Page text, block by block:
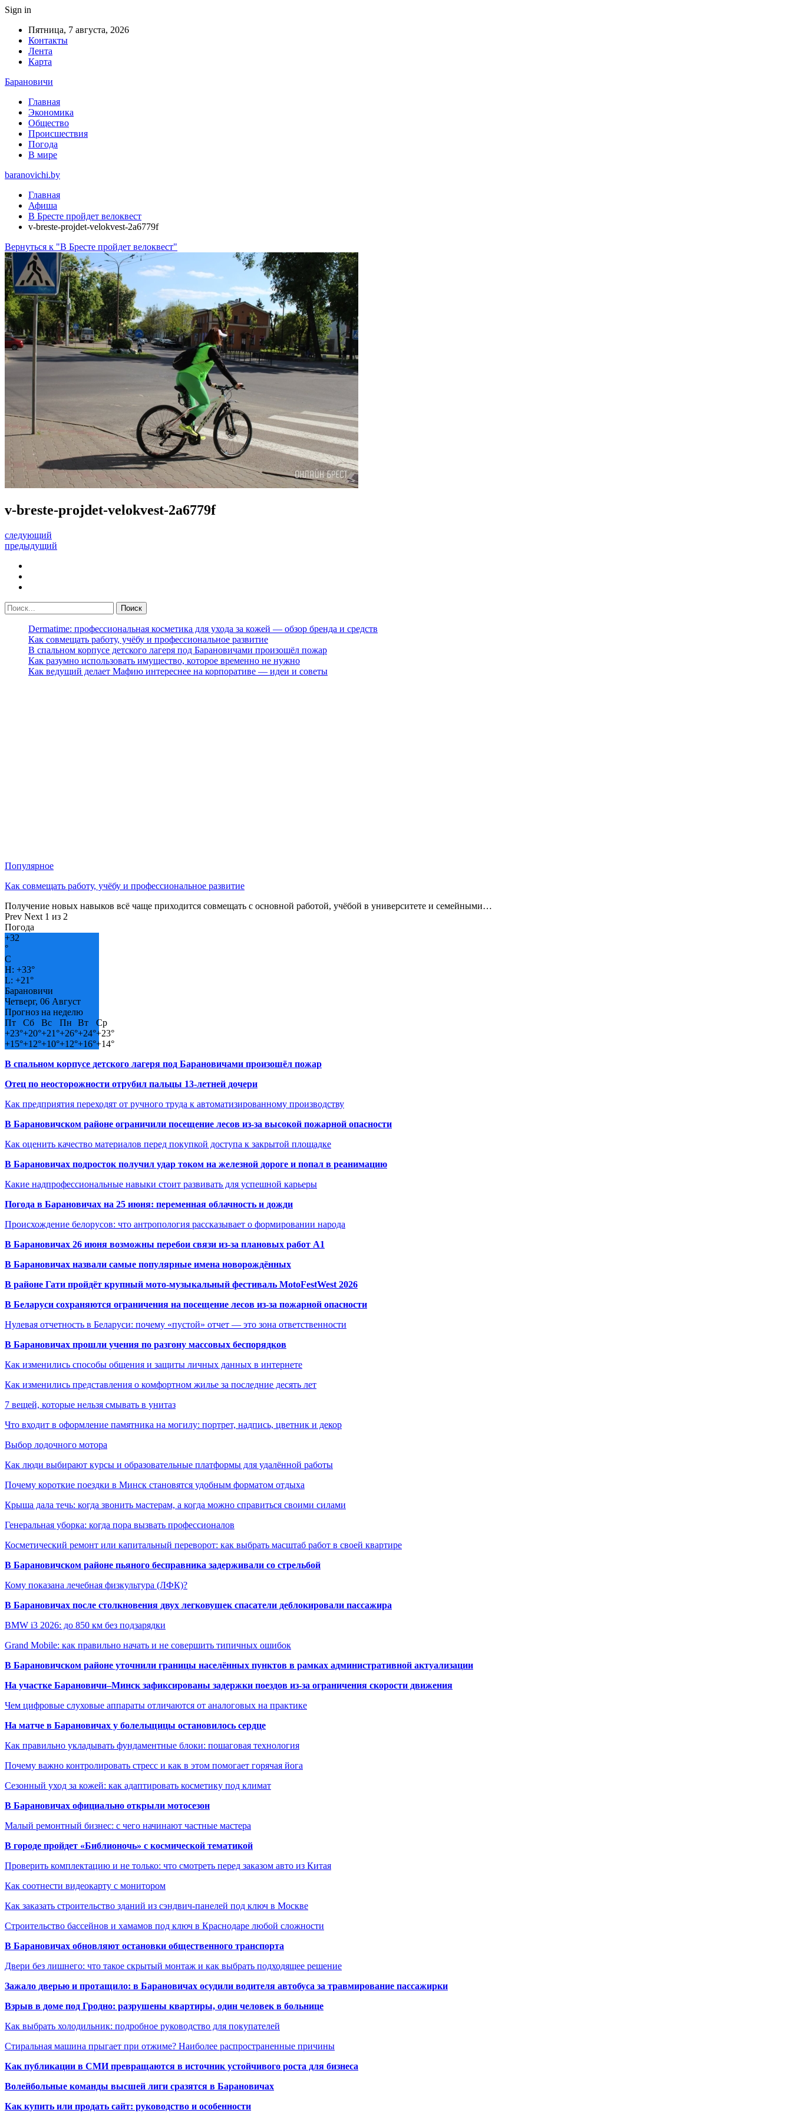
Sign in
Пятница, 7 августа, 2026
Контакты
Лента
Карта
Барановичи
Главная
Экономика
Общество
Происшествия
Погода
В мире
baranovichi.by
Главная
Афиша
В Бресте пройдет велоквест
v-breste-projdet-velokvest-2a6779f
Вернуться к "В Бресте пройдет велоквест"
v-breste-projdet-velokvest-2a6779f
следующий
предыдущий
Dermatime: профессиональная косметика для ухода за кожей — обзор бренда и средств
Как совмещать работу, учёбу и профессиональное развитие
В спальном корпусе детского лагеря под Барановичами произошёл пожар
Как разумно использовать имущество, которое временно не нужно
Как ведущий делает Мафию интереснее на корпоративе — идеи и советы
Популярное
Как совмещать работу, учёбу и профессиональное развитие
Получение новых навыков всё чаще приходится совмещать с основной работой, учёбой в университете и семейными…
Prev Next 1 из 2
Погода
+32
°
C
H: +33°
L: +21°
Барановичи
Четверг, 06 Август
Прогноз на неделю
Пт
Сб Вс Пн Вт
Ср
+23°+20°+21°+26°+24°+23°
+15°+12°+10°+12°+16°+14°
В спальном корпусе детского лагеря под Барановичами произошёл пожар
Отец по неосторожности отрубил пальцы 13-летней дочери
Как предприятия переходят от ручного труда к автоматизированному производству
В Барановичском районе ограничили посещение лесов из-за высокой пожарной опасности
Как оценить качество материалов перед покупкой доступа к закрытой площадке
В Барановичах подросток получил удар током на железной дороге и попал в реанимацию
Какие надпрофессиональные навыки стоит развивать для успешной карьеры
Погода в Барановичах на 25 июня: переменная облачность и дожди
Происхождение белорусов: что антропология рассказывает о формировании народа
В Барановичах 26 июня возможны перебои связи из-за плановых работ A1
В Барановичах назвали самые популярные имена новорождённых
В районе Гати пройдёт крупный мото-музыкальный фестиваль MotoFestWest 2026
В Беларуси сохраняются ограничения на посещение лесов из-за пожарной опасности
Нулевая отчетность в Беларуси: почему «пустой» отчет — это зона ответственности
В Барановичах прошли учения по разгону массовых беспорядков
Как изменились способы общения и защиты личных данных в интернете
Как изменились представления о комфортном жилье за последние десять лет
7 вещей, которые нельзя смывать в унитаз
Что входит в оформление памятника на могилу: портрет, надпись, цветник и декор
Выбор лодочного мотора
Как люди выбирают курсы и образовательные платформы для удалённой работы
Почему короткие поездки в Минск становятся удобным форматом отдыха
Крыша дала течь: когда звонить мастерам, а когда можно справиться своими силами
Генеральная уборка: когда пора вызвать профессионалов
Косметический ремонт или капитальный переворот: как выбрать масштаб работ в своей квартире
В Барановичском районе пьяного бесправника задерживали со стрельбой
Кому показана лечебная физкультура (ЛФК)?
В Барановичах после столкновения двух легковушек спасатели деблокировали пассажира
BMW i3 2026: до 850 км без подзарядки
Grand Mobile: как правильно начать и не совершить типичных ошибок
В Барановичском районе уточнили границы населённых пунктов в рамках административной актуализации
На участке Барановичи–Минск зафиксированы задержки поездов из-за ограничения скорости движения
Чем цифровые слуховые аппараты отличаются от аналоговых на практике
На матче в Барановичах у болельщицы остановилось сердце
Как правильно укладывать фундаментные блоки: пошаговая технология
Почему важно контролировать стресс и как в этом помогает горячая йога
Сезонный уход за кожей: как адаптировать косметику под климат
В Барановичах официально открыли мотосезон
Малый ремонтный бизнес: с чего начинают частные мастера
В городе пройдет «Библионочь» с космической тематикой
Проверить комплектацию и не только: что смотреть перед заказом авто из Китая
Как соотнести видеокарту с монитором
Как заказать строительство зданий из сэндвич-панелей под ключ в Москве
Строительство бассейнов и хамамов под ключ в Краснодаре любой сложности
В Барановичах обновляют остановки общественного транспорта
Двери без лишнего: что такое скрытый монтаж и как выбрать подходящее решение
Зажало дверью и протащило: в Барановичах осудили водителя автобуса за травмирование пассажирки
Взрыв в доме под Гродно: разрушены квартиры, один человек в больнице
Как выбрать холодильник: подробное руководство для покупателей
Стиральная машина прыгает при отжиме? Наиболее распространенные причины
Как публикации в СМИ превращаются в источник устойчивого роста для бизнеса
Волейбольные команды высшей лиги сразятся в Барановичах
Как купить или продать сайт: руководство и особенности